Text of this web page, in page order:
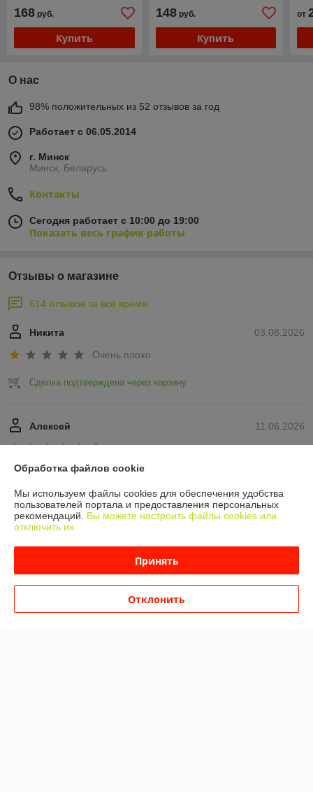
168 руб.
Купить
148руб.
Купить
от
О нас
98% положительных из 52 отзывов за год
Работает с 06.05.2014
г. Минск
Минск, Беларусь
Контакты
Сегодня работает с 10:00 до 19:00
Показать весь график работы
Отзывы о магазине
614 отзывов за всё время
03.08.2026
Никита
Очень плохо
Сделка подтверждена через корзину
11.06.2026
Алексей
Отлично
Показать все отзывы
О нас
Доставка и оплата
Обработка файлов cookie
Мы используем файлы cookies для обеспечения удобства
пользователей портала и предоставления персональных
рекомендаций. Вы можете настроить файлы cookies или
отключить их.
Принять
Отклонить